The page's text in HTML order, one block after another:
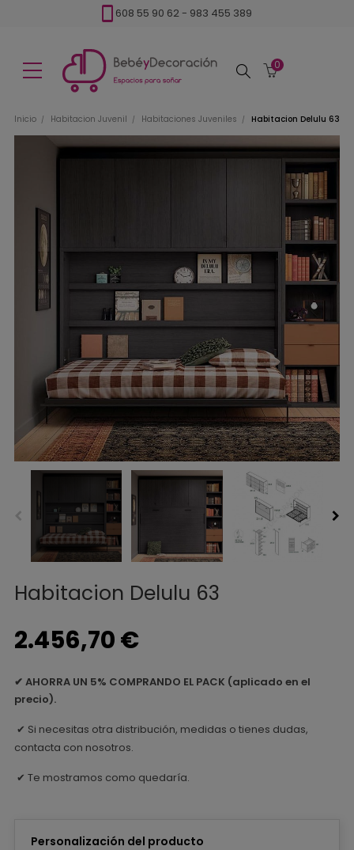
608 55 90 62 - 983 455 389
Buscar
0
Inicio Habitacion Juvenil Habitaciones Juveniles Habitacion Delulu 63
Habitacion Delulu 63
2.456,70 €
✔ AHORRA UN 5% COMPRANDO EL PACK (aplicado en el
precio).
✔ Si necesitas otra distribución, medidas o tienes dudas,
contacta con nosotros.
✔ Te mostramos como quedaría.
Personalización del producto